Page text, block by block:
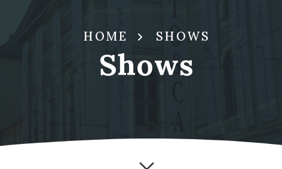
HOME SHOWS
Shows